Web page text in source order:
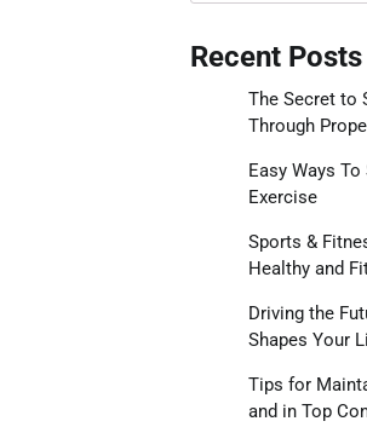
Recent Posts
The Secret to
Through
Easy Ways
Exercise
Sports &
Healthy and
Driving the
Shapes Your
Tips for
and in Top